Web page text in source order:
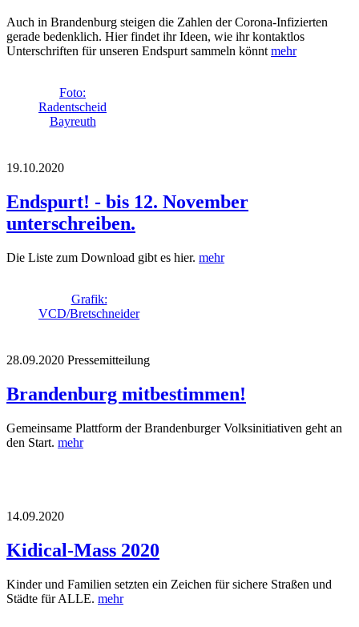
Auch in Brandenburg steigen die Zahlen der Corona-Infizierten
gerade bedenklich. Hier findet ihr Ideen, wie ihr kontaktlos
Unterschriften für unseren Endspurt sammeln könnt mehr
Foto:
Radentscheid
Bayreuth
19.10.2020
Endspurt! - bis 12. November
unterschreiben.
Die Liste zum Download gibt es hier. mehr
Grafik:
VCD/Bretschneider
28.09.2020 Pressemitteilung
Brandenburg mitbestimmen!
Gemeinsame Plattform der Brandenburger Volksinitiativen geht an
den Start. mehr
14.09.2020
Kidical-Mass 2020
Kinder und Familien setzten ein Zeichen für sichere Straßen und
Städte für ALLE. mehr